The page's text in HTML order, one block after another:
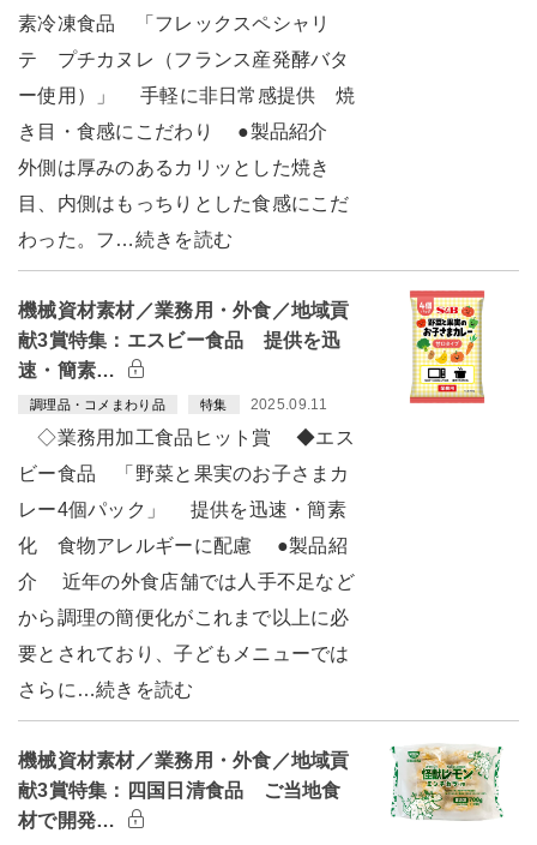
素冷凍食品 「フレックスペシャリ
テ プチカヌレ（フランス産発酵バタ
ー使用）」 手軽に非日常感提供 焼
き目・食感にこだわり ●製品紹介
外側は厚みのあるカリッとした焼き
目、内側はもっちりとした食感にこだ
わった。フ…続きを読む
機械資材素材／業務用・外食／地域貢
献3賞特集：エスビー食品 提供を迅
速・簡素…
調理品・コメまわり品 特集 2025.09.11
◇業務用加工食品ヒット賞 ◆エス
ビー食品 「野菜と果実のお子さまカ
レー4個パック」 提供を迅速・簡素
化 食物アレルギーに配慮 ●製品紹
介 近年の外食店舗では人手不足など
から調理の簡便化がこれまで以上に必
要とされており、子どもメニューでは
さらに…続きを読む
機械資材素材／業務用・外食／地域貢
献3賞特集：四国日清食品 ご当地食
材で開発…